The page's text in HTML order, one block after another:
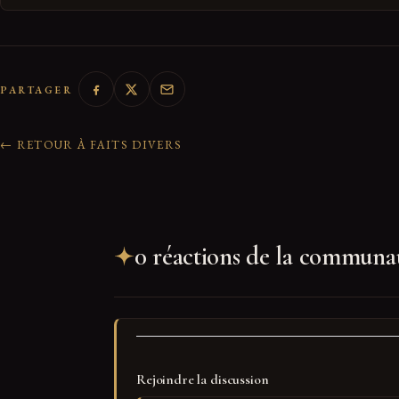
PARTAGER
← RETOUR À FAITS DIVERS
0 réactions de la
Rejoindre la discussion